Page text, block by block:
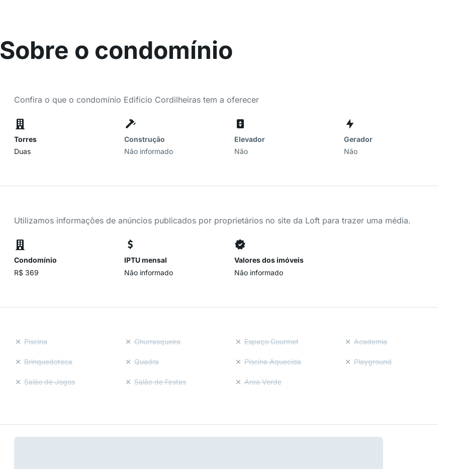
Sobre o condomínio
Confira o que o condomínio Edificio Cordilheiras tem a oferecer
Torres
Duas
Construção
Não informado
Elevador
Não
Gerador
Não
Utilizamos informações de anúncios publicados por proprietários no site da Loft para trazer uma média.
Condomínio
R$ 369
IPTU mensal
Não informado
Valores dos imóveis
Não informado
Piscina Churrasqueira Espaço Gourmet Academia
Brinquedoteca Quadra Piscina Aquecida Playground
Salão de Jogos Salão de Festas Área Verde